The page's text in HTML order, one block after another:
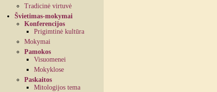
Tradicinė virtuvė
Švietimas-mokymai
Konferencijos
Prigimtinė kultūra
Mokymai
Pamokos
Visuomenei
Mokyklose
Paskaitos
Mitologijos tema